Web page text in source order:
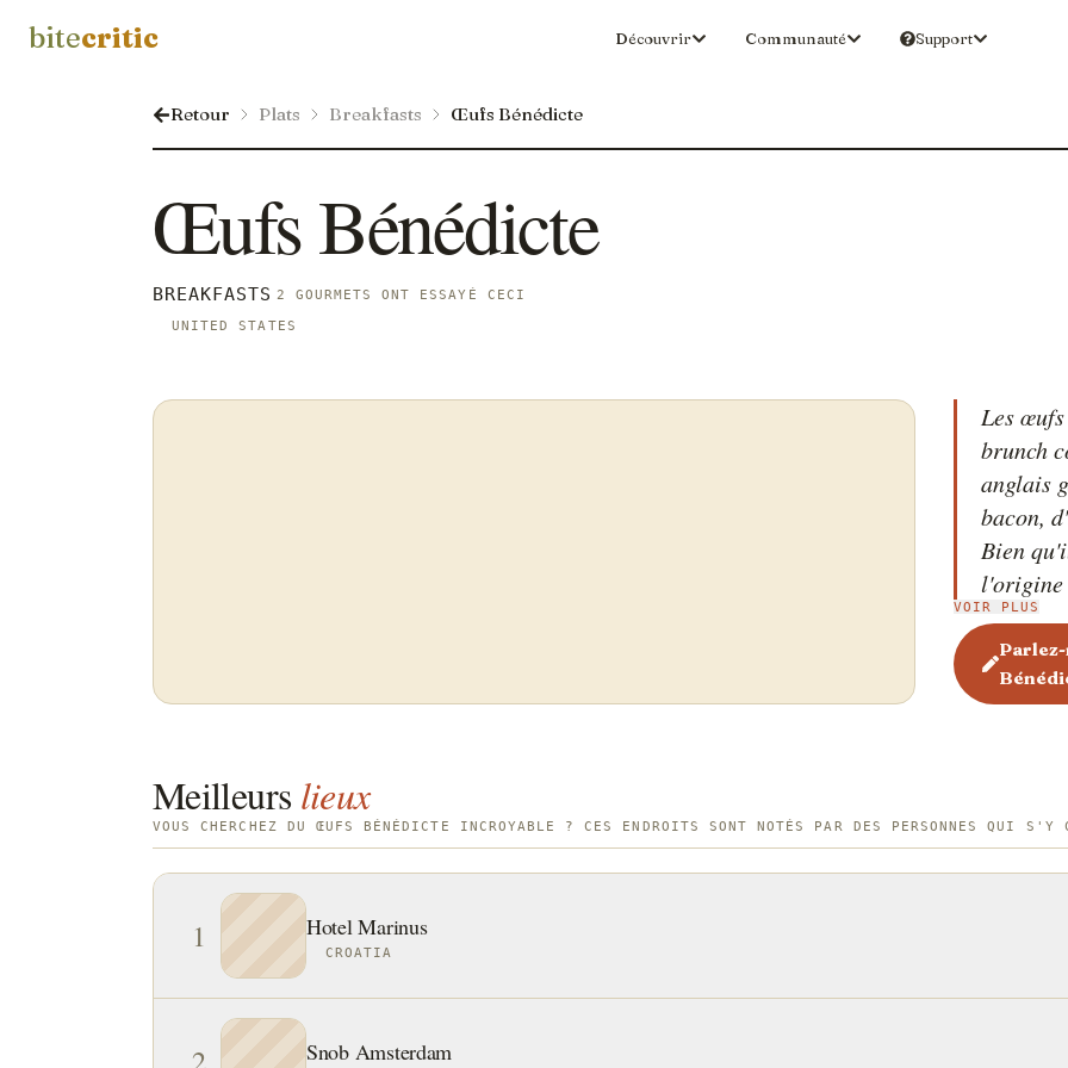
bitecritic Découvrir Communauté Support
Retour Plats Breakfasts Œufs Bénédicte
Œufs Bénédicte
BREAKFASTS 2 GOURMETS ONT ESSAYÉ CECI
UNITED STATES
Les
brunch
anglais
bacon,
Bien
l'origine
à dire
publié
VOIR PLUS
Meilleurs lieux
VOUS CHERCHEZ DU ŒUFS BÉNÉDICTE INCROYABLE ? CES ENDROITS SONT NOTÉS PAR DES PERSONNES QUI S'Y
1 Hotel Marinus
CROATIA
Snob Amsterdam